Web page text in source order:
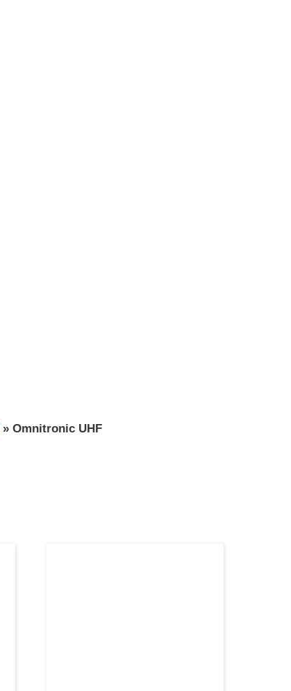
» Omnitronic UHF